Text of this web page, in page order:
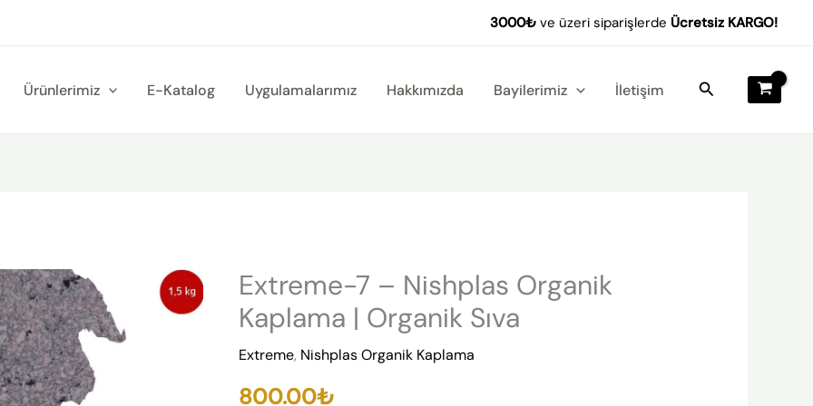
3000₺ ve üzeri siparişlerde Ücretsiz KARGO!
Ürünlerimiz E-Katalog Uygulamalarımız Hakkımızda Bayilerimiz İletişim Arama
Extreme-7 – Nishplas Organik
Kaplama | Organik Sıva
Extreme, Nishplas Organik Kaplama
800.00₺
Extreme-
7
Nishplas
Organik
Nishplas